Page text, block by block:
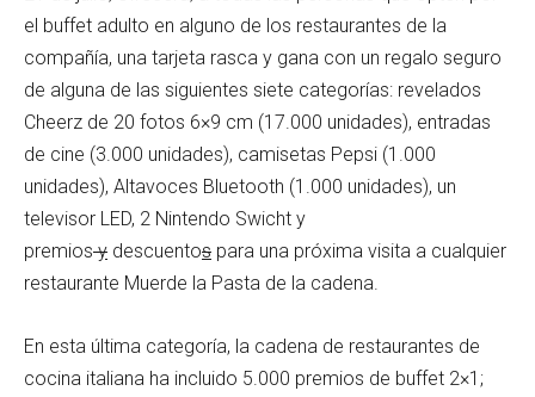
el buffet adulto en alguno de los restaurantes de la
compañía, una tarjeta rasca y gana con un regalo seguro
de alguna de las siguientes siete categorías: revelados
Cheerz de 20 fotos 6×9 cm (17.000 unidades), entradas
de cine (3.000 unidades), camisetas Pepsi (1.000
unidades), Altavoces Bluetooth (1.000 unidades), un
televisor LED, 2 Nintendo Swicht y
premios y descuentos para una próxima visita a cualquier
restaurante Muerde la Pasta de la cadena.
En esta última categoría, la cadena de restaurantes de
cocina italiana ha incluido 5.000 premios de buffet 2×1;